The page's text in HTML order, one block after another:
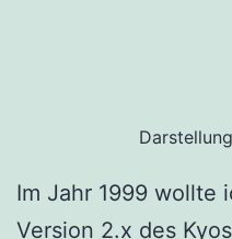
Im Jahr 1999 wollte
Version 2.x des